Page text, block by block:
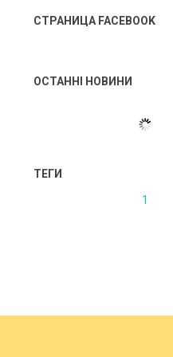
СТРАНИЦА FACEBOOK
ОСТАННІ НОВИНИ
ТЕГИ
1